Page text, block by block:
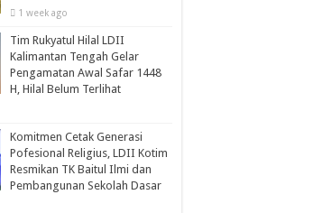
1 week ago
Tim Rukyatul Hilal LDII
Kalimantan Tengah Gelar
Pengamatan Awal Safar 1448
H, Hilal Belum Terlihat
Komitmen Cetak Generasi
Pofesional Religius, LDII Kotim
Resmikan TK Baitul Ilmi dan
Pembangunan Sekolah Dasar